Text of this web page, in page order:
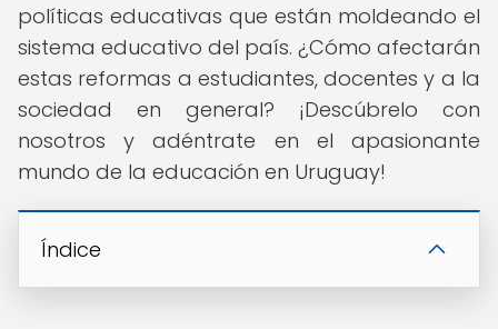
políticas educativas que están moldeando el
sistema educativo del país. ¿Cómo afectarán
estas reformas a estudiantes, docentes y a la
sociedad en general? ¡Descúbrelo con
nosotros y adéntrate en el apasionante
mundo de la educación en Uruguay!
Índice